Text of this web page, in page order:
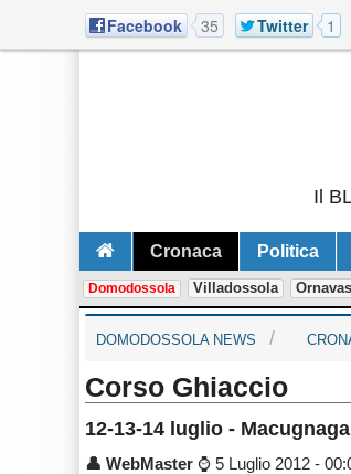
Facebook 35 Twitter 1
Il
Cronaca Politica
Domodossola Villadossola
DOMODOSSOLA NEWS
Corso Ghiaccio
12-13-14 luglio -
👤 WebMaster ⌚ 5 Luglio 2012 -